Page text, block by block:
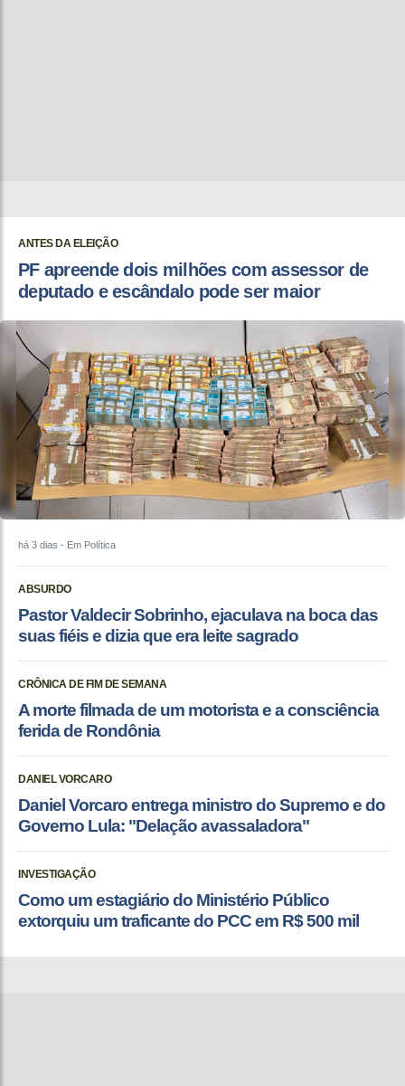
ANTES DA ELEIÇÃO
PF apreende dois milhões com assessor de
deputado e escândalo pode ser maior
há 3 dias - Em Política
ABSURDO
Pastor Valdecir Sobrinho, ejaculava na boca das
suas fiéis e dizia que era leite sagrado
CRÔNICA DE FIM DE SEMANA
A morte filmada de um motorista e a consciência
ferida de Rondônia
DANIEL VORCARO
Daniel Vorcaro entrega ministro do Supremo e do
Governo Lula: "Delação avassaladora"
INVESTIGAÇÃO
Como um estagiário do Ministério Público
extorquiu um traficante do PCC em R$ 500 mil